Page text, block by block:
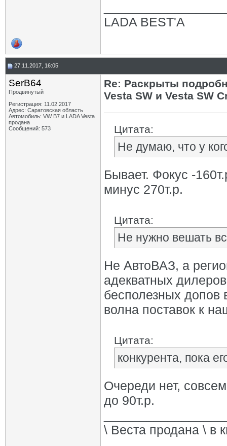
LADA ВЕSТ'А
27.11.2017, 16:05
SerB64
Продвинутый
Регистрация: 11.02.2017
Адрес: Саратовская область
Автомобиль: VW B7 и LADA Vesta
продана
Сообщений: 573
Re: Раскрыты
Vesta SW и Vesta SW
Цитата:
Не думаю, что у
Бывает. Фокус -
минус 270т.р.
Цитата:
Не нужно вешать
Не АвтоВАЗ, а
адекватных
бесполезных допов
волна поставок к
Цитата:
конкурента, пока
Очереди нет,
до 90т.р.
\ Веста продана \ в